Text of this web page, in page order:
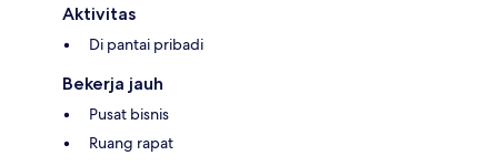
Aktivitas
Di pantai pribadi
Bekerja jauh
Pusat bisnis
Ruang rapat